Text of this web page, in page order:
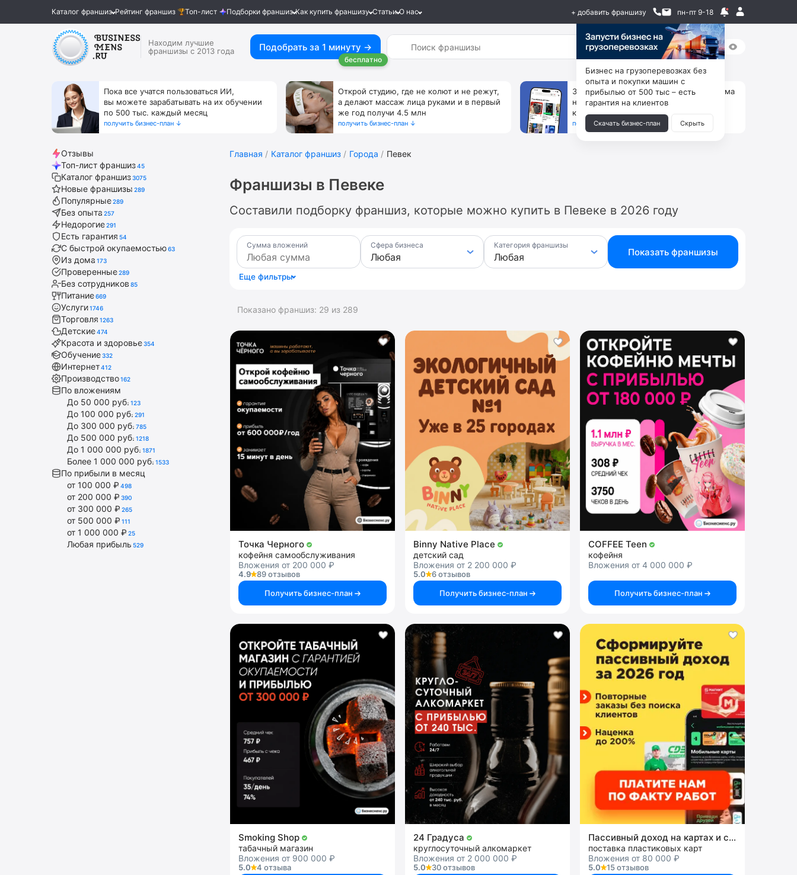
Каталог франшиз Рейтинг франшиз Топ-лист Подборки франшиз Как купить франшизу Статьи О нас + добавить франшизу пн-пт 9-18
Находим лучшие
франшизы с 2013 года
Подобрать за 1 минуту →
бесплатно
Пока все учатся пользоваться ИИ,
вы можете зарабатывать на их обучении
по 500 тыс. каждый месяц
получить бизнес-план ↓
Открой студию, где не колют и не режут,
а делают массаж лица руками и в первый
же год получи 4.5 млн
получить бизнес-план ↓
За 90 тыс. открой магазин на Авито, дома
ни коробок, ни товара, ни склада, зато
каждый месяц +125 тыс. чистыми
получить бизнес-план ↓
Отзывы
Топ-лист франшиз45
Каталог франшиз3075
Новые франшизы 289
Популярные289
Без опыта 257
Недорогие291
Есть гарантия 54
С быстрой окупаемостью63
Из дома 173
Проверенные289
Без сотрудников 85
Питание669
Услуги1746
Торговля 1263
Детские474
Красота и здоровье354
Обучение332
Интернет412
Производство162
По вложениям
До 50 000 руб. 123
До 100 000 руб. 291
До 300 000 руб. 785
До 500 000 руб. 1218
До 1 000 000 руб. 1871
Более 1 000 000 руб. 1533
По прибыли в месяц
от 100 000 ₽ 498
от 200 000 ₽ 390
от 300 000 ₽ 265
от 500 000 ₽ 111
от 1 000 000 ₽ 25
Любая прибыль 529
Главная Каталог франшиз Города Певек
Франшизы в Певеке
Составили подборку франшиз, которые можно купить в Певеке в 2026 году
Сумма вложений Сфера бизнеса Категория франшизы
Показать франшизы
Еще фильтры
Показано франшиз: 29 из 289
Точка Черного
кофейня самообслуживания
Вложения от 200 000 ₽
4.9
89 отзывов
Получить бизнес-план
Binny Native Place
детский сад
Вложения от 2 200 000 ₽
5.0
6 отзывов
Получить бизнес-план
COFFEE Teen
кофейня
Вложения от 4 000 000 ₽
Получить бизнес-план
Smoking Shop
табачный магазин
Вложения от 900 000 ₽
5.0
4 отзыва
24 Градуса
круглосуточный алкомаркет
Вложения от 2 000 000 ₽
5.0
30 отзывов
Пассивный доход на картах и системах
поставка пластиковых карт
Вложения от 80 000 ₽
5.0
15 отзывов
Бизнес на грузоперевозках без
опыта и покупки машин с
прибылью от 500 тыс – есть
гарантия на клиентов
Скачать бизнес-план Скрыть